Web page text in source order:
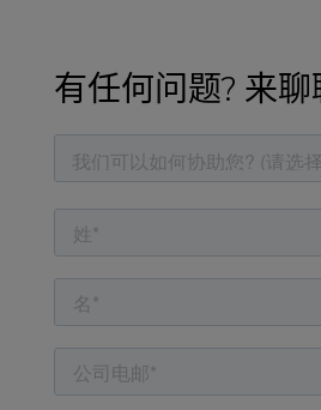
有任何问题? 来聊